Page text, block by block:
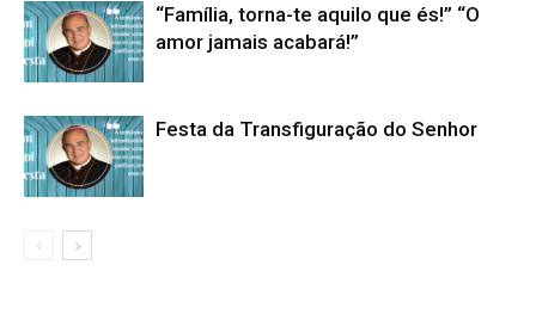
“Família, torna-te aquilo que és!” “O
amor jamais acabará!”
Festa da Transfiguração do Senhor